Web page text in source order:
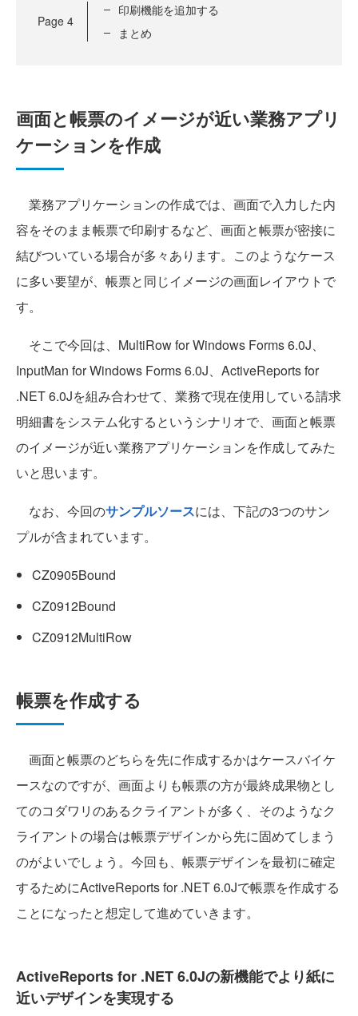
Page 4
印刷機能を追加する
まとめ
画面と帳票のイメージが近い業務アプリ
ケーションを作成
業務アプリケーションの作成では、画面で入力した内
容をそのまま帳票で印刷するなど、画面と帳票が密接に
結びついている場合が多々あります。このようなケース
に多い要望が、帳票と同じイメージの画面レイアウトで
す。
そこで今回は、MultiRow for Windows Forms 6.0J、
InputMan for Windows Forms 6.0J、ActiveReports for
.NET 6.0Jを組み合わせて、業務で現在使用している請求
明細書をシステム化するというシナリオで、画面と帳票
のイメージが近い業務アプリケーションを作成してみた
いと思います。
なお、今回のサンプルソースには、下記の3つのサン
プルが含まれています。
CZ0905Bound
CZ0912Bound
CZ0912MultiRow
帳票を作成する
画面と帳票のどちらを先に作成するかはケースバイケ
ースなのですが、画面よりも帳票の方が最終成果物とし
てのコダワリのあるクライアントが多く、そのようなク
ライアントの場合は帳票デザインから先に固めてしまう
のがよいでしょう。今回も、帳票デザインを最初に確定
するためにActiveReports for .NET 6.0Jで帳票を作成する
ことになったと想定して進めていきます。
ActiveReports for .NET 6.0Jの新機能でより紙に
近いデザインを実現する